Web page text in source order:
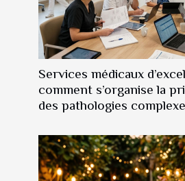
Services médicaux
comment s’organise la
des pathologies